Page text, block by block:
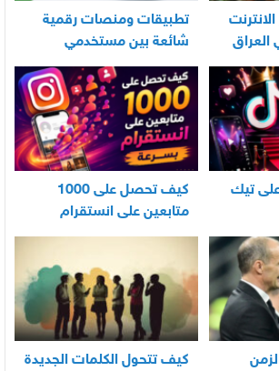
العراق
تطبيقات ومنصات رقمية
شائعة بين مستخدمي
الأندرويد
تيك
كيف تحصل على 1000
متابعين على انستقرام
بسرعة
كيف تتحول الكلمات الجديدة